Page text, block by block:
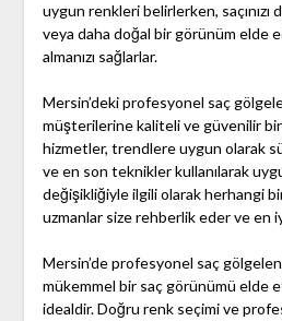
uygun renkleri belirlerken, saçınızı
veya daha doğal bir görünüm elde
almanızı sağlarlar.
Mersin’deki profesyonel saç
müşterilerine kaliteli ve güvenilir
hizmetler, trendlere uygun olarak
ve en son teknikler kullanılarak
değişikliğiyle ilgili olarak herhangi
uzmanlar size rehberlik eder ve en
Mersin’de profesyonel saç
mükemmel bir saç görünümü elde
idealdir. Doğru renk seçimi ve